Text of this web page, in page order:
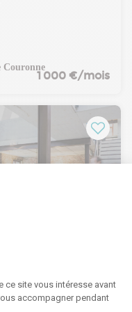
ce site vous intéresse avant
accompagner pendant
? Ne cherchez
m² non divisibles,
Ces locaux
climatisation réversible,
de la fibre optique, ces
technologiques et de
activité
1 000 €/mois
MASSY